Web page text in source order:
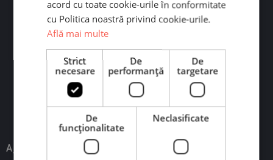
Ai întrebări?
Contactează-ne pe WhatsApp sau Messenger. Răspundem
rapid! Program: L-V 09:00-19:00
Scrie-ne pe WhatsApp
Scrie-ne pe Messenger
Ajutor
acord cu toate cookie-urile în conformitate
cu Politica noastră privind cookie-urile.
Află mai multe
Strict
necesare
De
performanță
De
targetare
De
funcţionalitate
Neclasificate